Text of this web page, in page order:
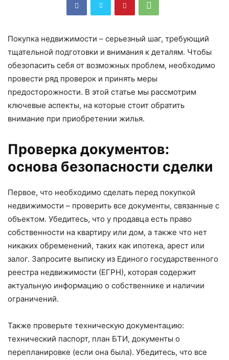
Покупка недвижимости – серьезный шаг, требующий
тщательной подготовки и внимания к деталям. Чтобы
обезопасить себя от возможных проблем, необходимо
провести ряд проверок и принять меры
предосторожности. В этой статье мы рассмотрим
ключевые аспекты, на которые стоит обратить
внимание при приобретении жилья.
Проверка документов:
основа безопасности сделки
Первое, что необходимо сделать перед покупкой
недвижимости – проверить все документы, связанные с
объектом. Убедитесь, что у продавца есть право
собственности на квартиру или дом, а также что нет
никаких обременений, таких как ипотека, арест или
залог. Запросите выписку из Единого государственного
реестра недвижимости (ЕГРН), которая содержит
актуальную информацию о собственнике и наличии
ограничений.
Также проверьте техническую документацию:
технический паспорт, план БТИ, документы о
перепланировке (если она была). Убедитесь, что все